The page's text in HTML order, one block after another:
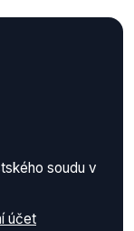
soudu v
účet